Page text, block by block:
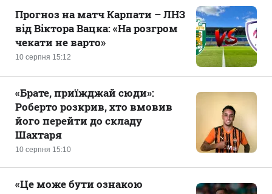
10 серпня 15:12
Прогноз на матч Карпати – ЛНЗ
від Віктора Вацка: «На розгром
чекати не варто»
10 серпня 15:10
«Брате, приїжджай сюди»:
Роберто розкрив, хто вмовив
його перейти до складу
Шахтаря
«Це може бути ознакою